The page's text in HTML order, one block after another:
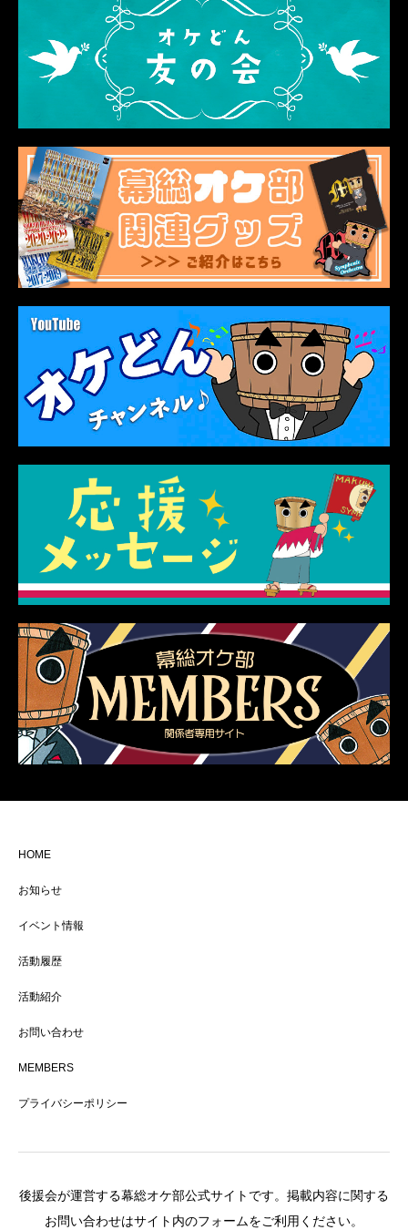
HOME
お知らせ
イベント情報
活動履歴
活動紹介
お問い合わせ
MEMBERS
プライバシーポリシー
後援会が運営する幕総オケ部公式サイトです。掲載内容に関する
お問い合わせはサイト内のフォームをご利用ください。